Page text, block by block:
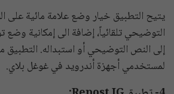
يتيح التطبيق خيار وضع علامة مائية على
التوضيحي تلقائياً، إضافة الى إمكانية
إلى النص التوضيحي أو استبداله. التطبيق
لمستخدمي أجهزة أندرويد في غوغل بلاي.